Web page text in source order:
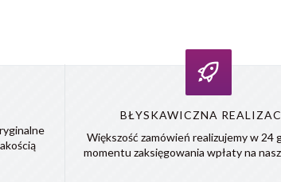
BŁYSKAWICZNA
Większość zamówień realizujemy w 24
momentu zaksięgowania wpłaty na